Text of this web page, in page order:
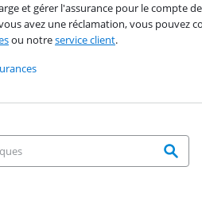
et gérer l'assurance pour le compte
avez une réclamation, vous pouvez
ou notreservice client.